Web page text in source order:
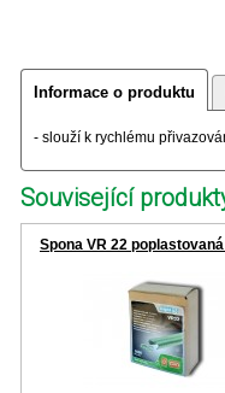
Informace o produktu
- slouží k rychlému
Související
Spona VR 22